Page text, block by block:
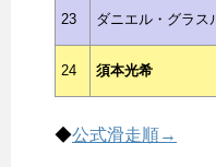
23 ダニエル・グラス
24 須本光希
◆公式滑走順→